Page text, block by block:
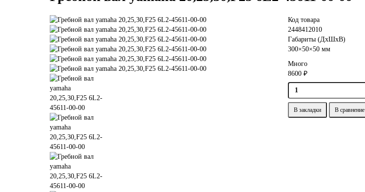
Код товара
2448412010
Габариты (ДхШхВ)
300×50×50 мм
Много
8600 ₽
В закладки В сравнение